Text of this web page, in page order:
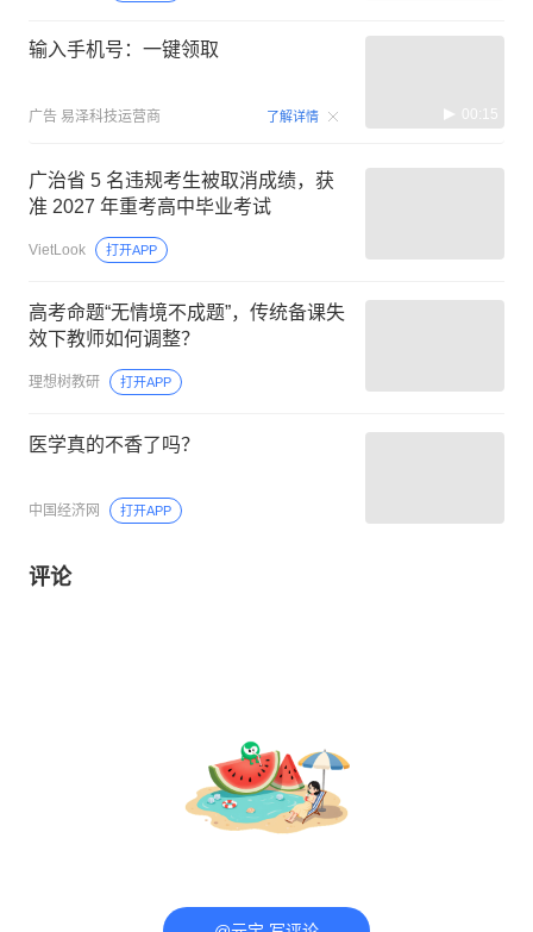
输入手机号：一键领取
广告 易泽科技运营商 了解详情 00:15
广治省 5 名违规考生被取消成绩，获
准 2027 年重考高中毕业考试
VietLook 打开APP
高考命题“无情境不成题”，传统备课失
效下教师如何调整？
理想树教研 打开APP
医学真的不香了吗？
中国经济网 打开APP
评论